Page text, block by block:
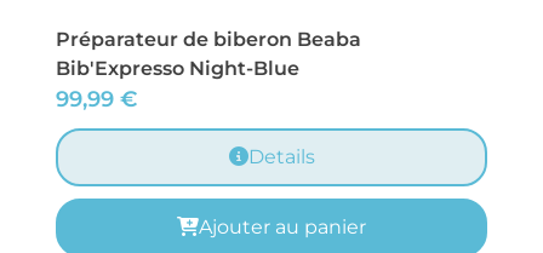
Préparateur de biberon Beaba
Bib'Expresso Night-Blue
99,99 €
Details
Ajouter au panier